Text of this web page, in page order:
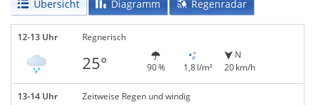
Übersicht Diagramm Regenradar
12-13 Uhr Regnerisch
25° 90 % 1,8 l/m²
N
20 km/h
13-14 Uhr Zeitweise Regen und windig